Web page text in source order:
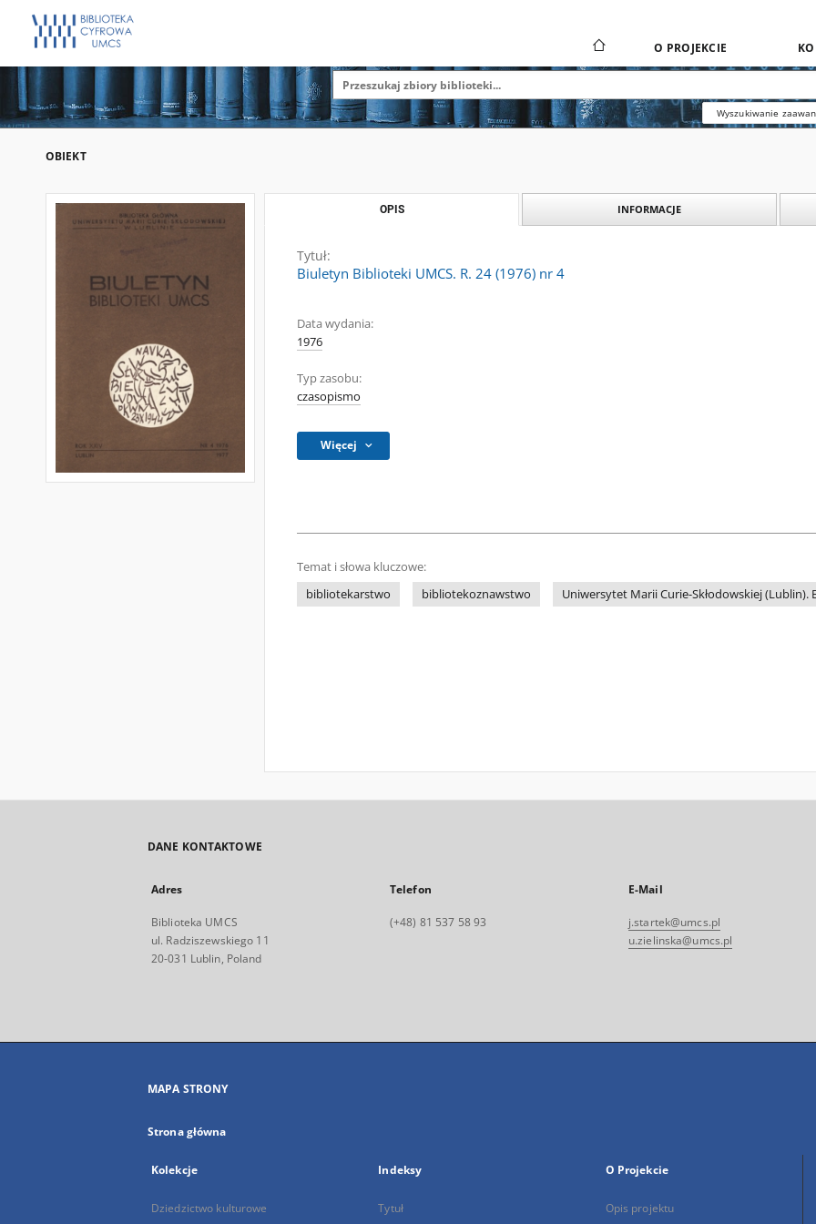
O PROJEKCIE
Wyszukiwanie
OBIEKT
OPIS INFORMACJE
Tytuł:
Biuletyn Biblioteki UMCS. R. 24 (1976) nr 4
Data wydania:
1976
Typ zasobu:
czasopismo
Więcej
Temat i słowa kluczowe:
bibliotekarstwo
bibliotekoznawstwo Uniwersytet Marii Curie-Skłodowskiej (Lublin).
DANE KONTAKTOWE
Adres
Biblioteka UMCS
ul. Radziszewskiego 11
20-031 Lublin, Poland
Telefon
(+48) 81 537 58 93
E-Mail
j.startek@umcs.pl
u.zielinska@umcs.pl
MAPA STRONY
Strona główna
Kolekcje
Dziedzictwo kulturowe
Indeksy
Tytuł
O Projekcie
Opis projektu